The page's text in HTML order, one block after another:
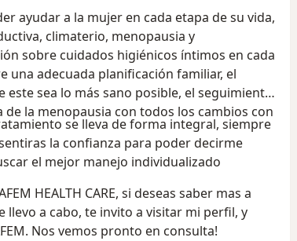
ayudar a la mujer en cada etapa de su vida,
climaterio, menopausia y
sobre cuidados higiénicos íntimos en cada
una adecuada planificación familiar, el
sea lo más sano posible, el seguimiento
la menopausia con todos los cambios con
se lleva de forma integral, siempre
la confianza para poder decirme
el mejor manejo individualizado
HEALTH CARE, si deseas saber mas a
llevo a cabo, te invito a visitar mi perfil, y
Nos vemos pronto en consulta!